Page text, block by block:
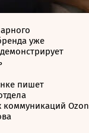
уже
пишет
коммуникаций Ozon